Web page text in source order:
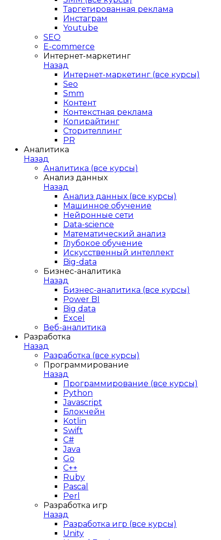
Таргетированная реклама
Инстаграм
Youtube
SEO
E-сommerce
Интернет-маркетинг
Назад
Интернет-маркетинг (все курсы)
Seo
Smm
Контент
Контекстная реклама
Копирайтинг
Сторителлинг
PR
Аналитика
Назад
Аналитика (все курсы)
Анализ данных
Назад
Анализ данных (все курсы)
Машинное обучение
Нейронные сети
Data-science
Математический анализ
Глубокое обучение
Искусственный интеллект
Big-data
Бизнес-аналитика
Назад
Бизнес-аналитика (все курсы)
Power BI
Big data
Excel
Веб-аналитика
Разработка
Назад
Разработка (все курсы)
Программирование
Назад
Программирование (все курсы)
Python
Javascript
Блокчейн
Kotlin
Swift
C#
Java
Go
C++
Ruby
Pascal
Perl
Разработка игр
Назад
Разработка игр (все курсы)
Unity